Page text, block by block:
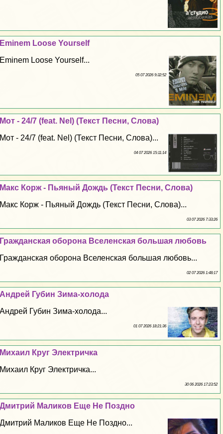
Eminem Loose Yourself
Eminem Loose Yourself...
05 07 2026 9:32:52
Мот - 24/7 (feat. Nel) (Текст Песни, Слова)
Мот - 24/7 (feat. Nel) (Текст Песни, Слова)...
04 07 2026 15:11:14
Макс Корж - Пьяный Дождь (Текст Песни, Слова)
Макс Корж - Пьяный Дождь (Текст Песни, Слова)...
03 07 2026 7:33:26
Гражданская оборона Вселенская большая любовь
Гражданская оборона Вселенская большая любовь...
02 07 2026 1:48:17
Андрей Губин Зима-холода
Андрей Губин Зима-холода...
01 07 2026 18:21:36
Михаил Круг Электричка
Михаил Круг Электричка...
30 06 2026 17:23:52
Дмитрий Маликов Еще Не Поздно
Дмитрий Маликов Еще Не Поздно...